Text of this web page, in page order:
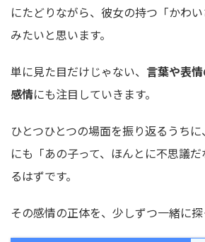
にたどりながら、彼女の持つ「かわ
みたいと思います。
単に見た目だけじゃない、 言葉や表
感情にも注目していきます。
ひとつひとつの場面を振り返るうち
にも「あの子って、ほんとに不思議
るはずです。
その感情の正体を、少しずつ一緒に